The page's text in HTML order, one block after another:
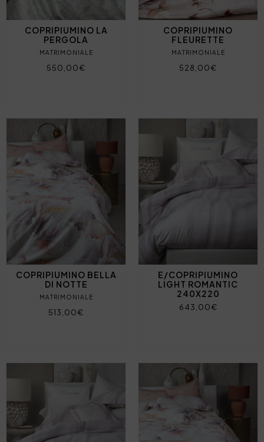
COPRIPIUMINO LA
PERGOLA
MATRIMONIALE
550,00€
COPRIPIUMINO
FLEURETTE
MATRIMONIALE
528,00€
COPRIPIUMINO BELLA
DI NOTTE
MATRIMONIALE
513,00€
E/COPRIPIUMINO
LIGHT ROMANTIC
240X220
643,00€